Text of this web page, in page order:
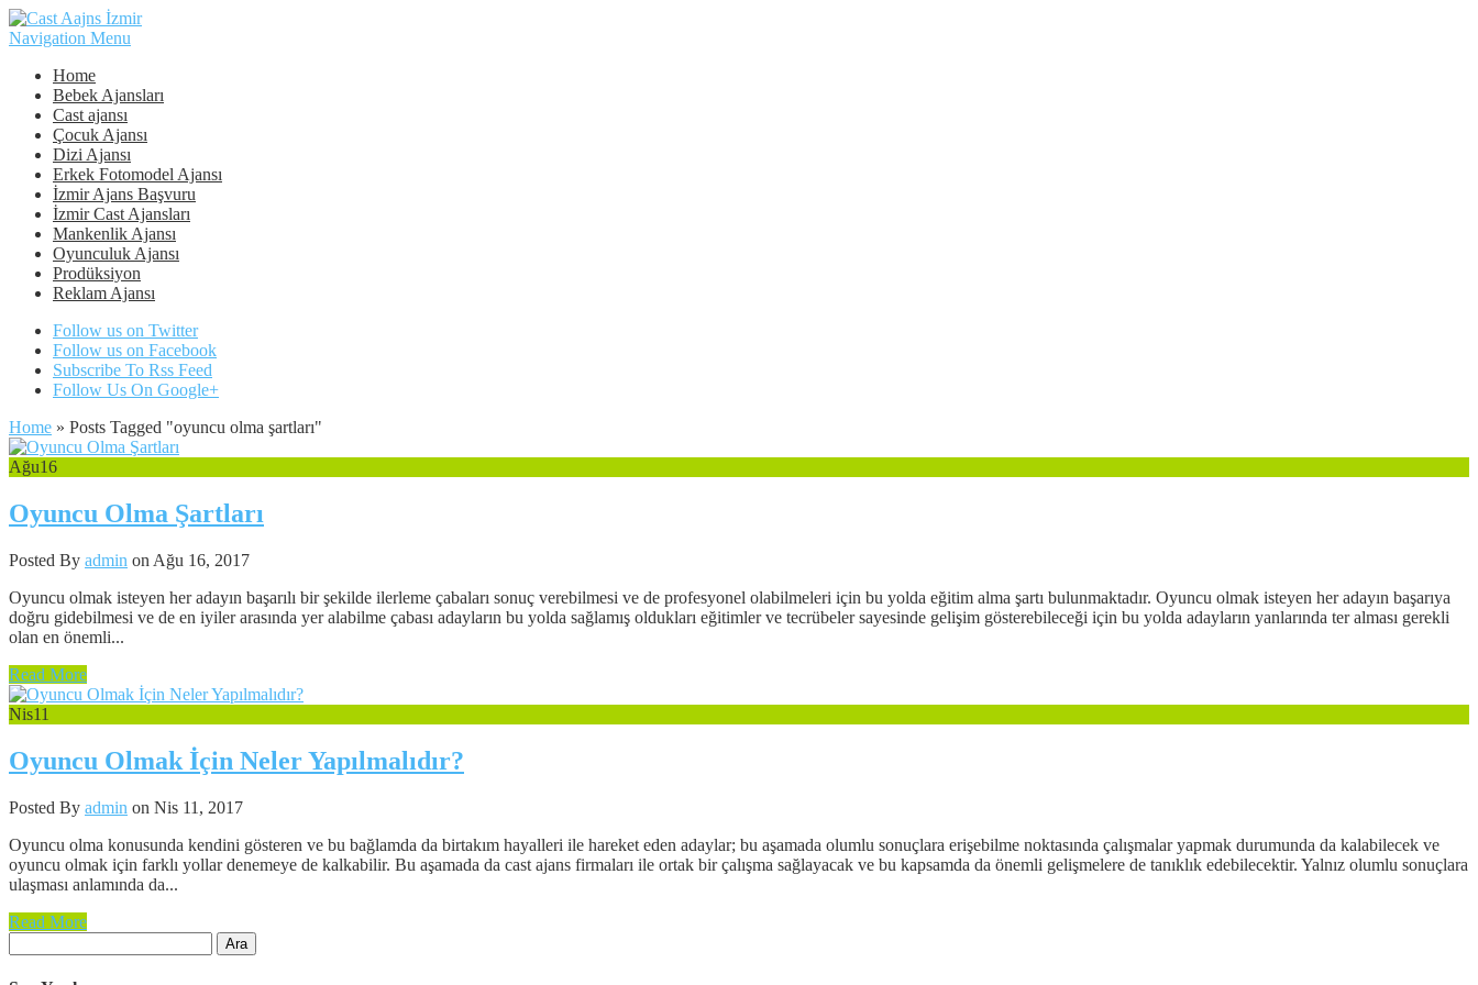
Navigation Menu
Home
Bebek Ajansları
Cast ajansı
Çocuk Ajansı
Dizi Ajansı
Erkek Fotomodel Ajansı
İzmir Ajans Başvuru
İzmir Cast Ajansları
Mankenlik Ajansı
Oyunculuk Ajansı
Prodüksiyon
Reklam Ajansı
Follow us on Twitter
Follow us on Facebook
Subscribe To Rss Feed
Follow Us On Google+
Home » Posts Tagged "oyuncu olma şartları"
Ağu16
Oyuncu Olma Şartları
Posted By admin on Ağu 16, 2017
Oyuncu olmak isteyen her adayın başarılı bir şekilde ilerleme çabaları sonuç verebilmesi ve de profesyonel olabilmeleri için bu yolda eğitim alma şartı bulunmaktadır. Oyuncu olmak isteyen her adayın başarıya
doğru gidebilmesi ve de en iyiler arasında yer alabilme çabası adayların bu yolda sağlamış oldukları eğitimler ve tecrübeler sayesinde gelişim gösterebileceği için bu yolda adayların yanlarında ter alması gerekli
olan en önemli...
Read More
Nis11
Oyuncu Olmak İçin Neler Yapılmalıdır?
Posted By admin on Nis 11, 2017
Oyuncu olma konusunda kendini gösteren ve bu bağlamda da birtakım hayalleri ile hareket eden adaylar; bu aşamada olumlu sonuçlara erişebilme noktasında çalışmalar yapmak durumunda da kalabilecek ve
oyuncu olmak için farklı yollar denemeye de kalkabilir. Bu aşamada da cast ajans firmaları ile ortak bir çalışma sağlayacak ve bu kapsamda da önemli gelişmelere de tanıklık edebilecektir. Yalnız olumlu sonuçlara
ulaşması anlamında da...
Read More